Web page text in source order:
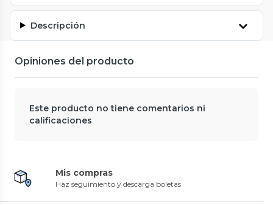
Descripción
Opiniones del producto
Este producto no tiene comentarios ni
calificaciones
Mis compras
Haz seguimiento y descarga boletas